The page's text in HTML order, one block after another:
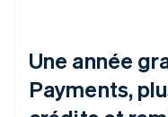
Une année
Payments,